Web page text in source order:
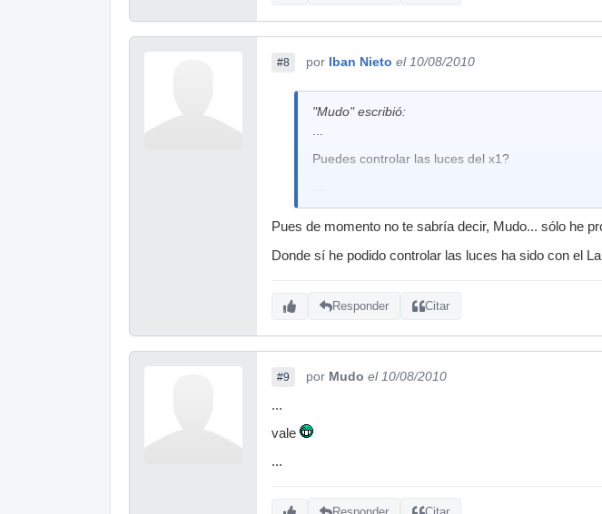
#8 por Iban Nieto el 10/08/2010
"Mudo" escribió:
Puedes controlar las luces del x1?
Pues de momento no te sabría decir, Mudo... sólo he
Donde sí he podido controlar las luces ha sido con el
Responder Citar
#9 por Mudo el 10/08/2010
...
vale
...